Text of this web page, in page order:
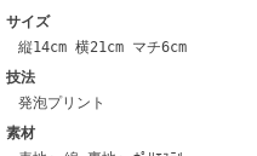
サイズ
縦14cm 横21cm マチ6cm
技法
発泡プリント
素材